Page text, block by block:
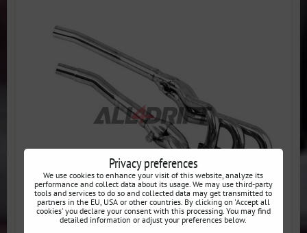
Privacy preferences
We use cookies to enhance your visit of this website, analyze its
performance and collect data about its usage. We may use third-party
tools and services to do so and collected data may get transmitted to
partners in the EU, USA or other countries. By clicking on 'Accept all
cookies' you declare your consent with this processing. You may find
detailed information or adjust your preferences below.